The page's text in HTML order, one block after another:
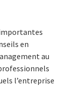
importantes
en
au
l’entreprise